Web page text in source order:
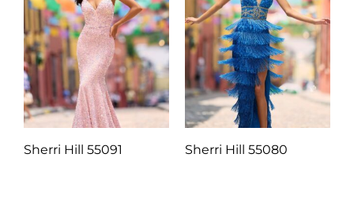
Sherri Hill 55091 Sherri Hill 55080